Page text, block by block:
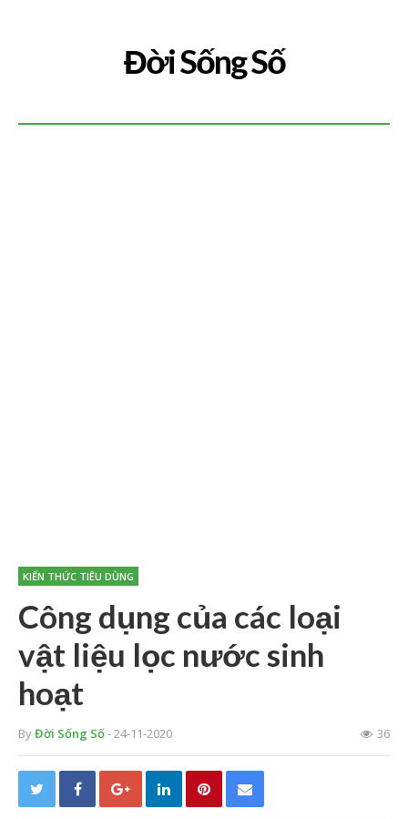
Đời Sống Số
KIẾN THỨC TIÊU DÙNG
Công dụng của các loại
vật liệu lọc nước sinh
hoạt
ByĐời Sống Số- 24-11-2020 36